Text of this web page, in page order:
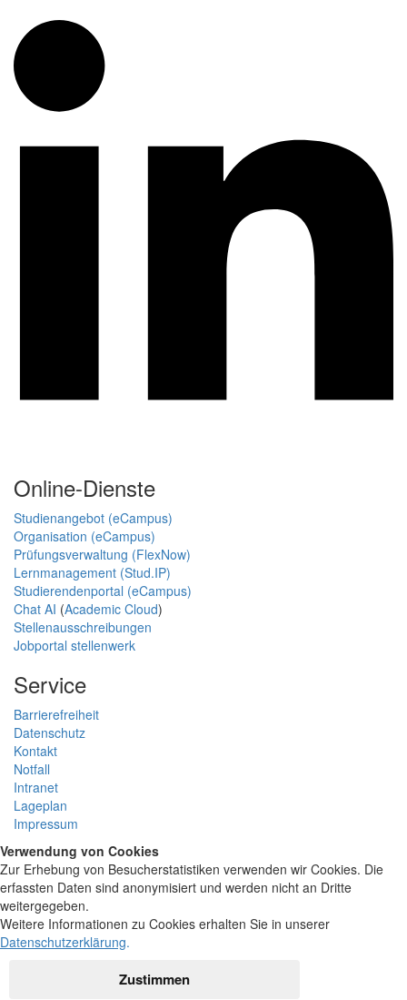
Online-Dienste
Studienangebot (eCampus)
Organisation (eCampus)
Prüfungsverwaltung (FlexNow)
Lernmanagement (Stud.IP)
Studierendenportal (eCampus)
Chat AI (Academic Cloud)
Stellenausschreibungen
Jobportal stellenwerk
Service
Barrierefreiheit
Datenschutz
Kontakt
Notfall
Intranet
Lageplan
Impressum
Verwendung von Cookies
Zur Erhebung von Besucherstatistiken verwenden wir Cookies. Die
erfassten Daten sind anonymisiert und werden nicht an Dritte
weitergegeben.
Weitere Informationen zu Cookies erhalten Sie in unserer
Datenschutzerklärung.
Zustimmen